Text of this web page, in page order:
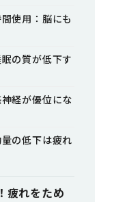
使用：脳にも
の質が低下す
経が優位にな
の低下は疲れ
疲れをため